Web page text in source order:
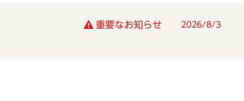
重要なお知らせ 2026/8/3